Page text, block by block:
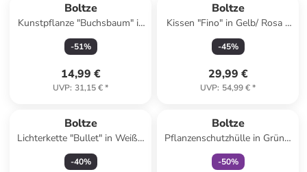
Boltze
Kunstpflanze "Buchsbaum" in
Grün - (H)25 cm
-51%
14,99 €
UVP: 31,15 €*
Boltze
Kissen "Fino" in Gelb/ Rosa -
(L)40 x (B)60 cm
-45%
29,99 €
UVP: 54,99 €*
Boltze
Lichterkette "Bullet" in Weiß -
(L)700 cm
-40%
Boltze
Pflanzenschutzhülle in Grün -
(H)100 cm
-50%